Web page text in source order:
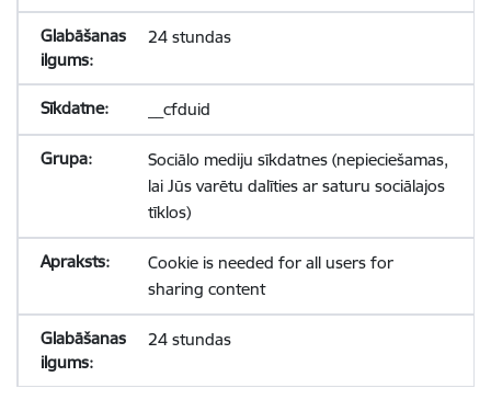
24 stundas
__cfduid
Sociālo mediju sīkdatnes (nepieciešamas,
lai Jūs varētu dalīties ar saturu sociālajos
tīklos)
Cookie is needed for all users for
sharing content
24 stundas